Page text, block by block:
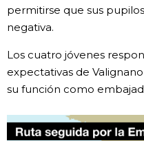
permitirse que sus
negativa.
Los cuatro jóvenes
expectativas de
su función como